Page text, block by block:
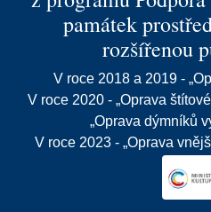
památek
rozšířenou
V roce 2018 a 2019 -
V roce 2020 - „Oprava
„Oprava dýmníků
V roce 2023 - „Oprava